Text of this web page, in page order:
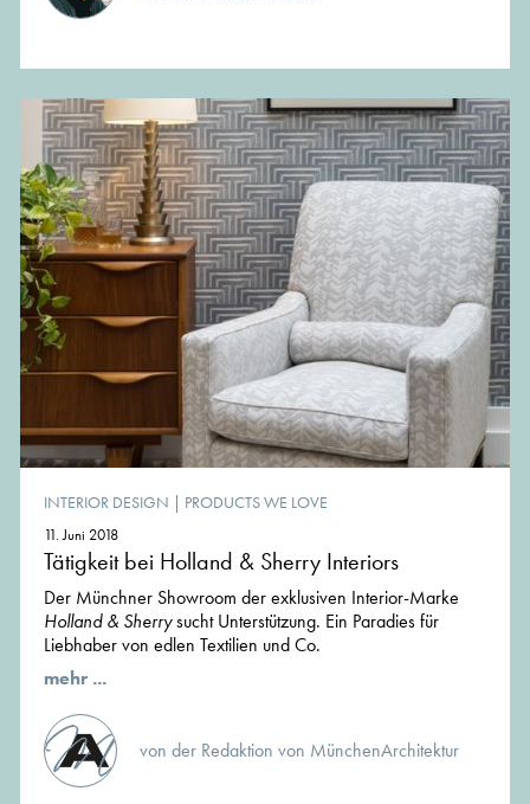
INTERIOR DESIGN | PRODUCTS WE LOVE
11. Juni 2018
Tätigkeit bei Holland & Sherry Interiors
Der Münchner Showroom der exklusiven Interior-Marke
Holland & Sherrysucht Unterstützung. Ein Paradies für
Liebhaber von edlen Textilien und Co.
mehr ...
von der Redaktion von MünchenArchitektur